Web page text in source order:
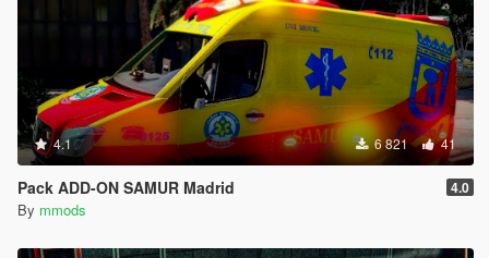
4.1 6 821 41
Pack ADD-ON SAMUR Madrid 4.0
By mmods